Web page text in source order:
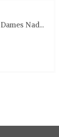
Nad...